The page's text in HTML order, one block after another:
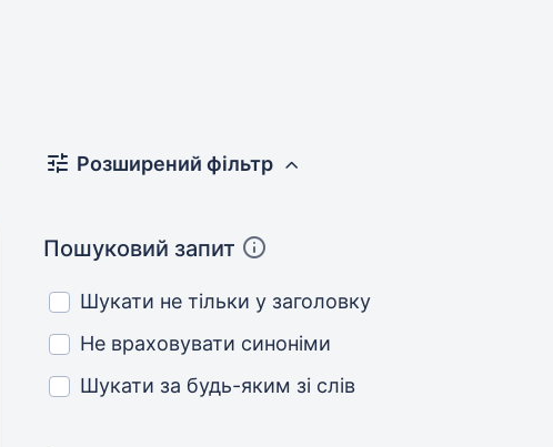
Розширений фільтр
Пошуковий запит
Шукати не тільки у заголовку
Не враховувати синоніми
Шукати за будь-яким зі слів